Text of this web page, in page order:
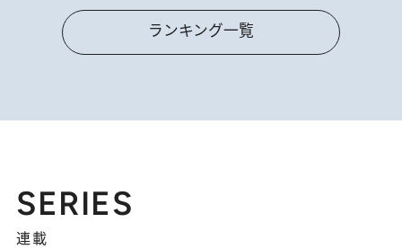
ランキング一覧
SERIES
連載